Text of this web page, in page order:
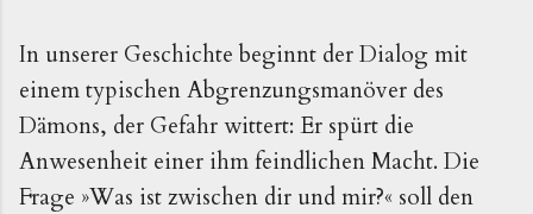
In unserer Geschichte beginnt der Dialog mit
einem typischen Abgrenzungsmanöver des
Dämons, der Gefahr wittert: Er spürt die
Anwesenheit einer ihm feindlichen Macht. Die
Frage »Was ist zwischen dir und mir?« soll den